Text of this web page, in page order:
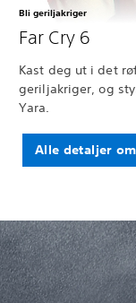
Bli geriljakriger
Far Cry 6
Kast deg ut i det
geriljakriger, og
Yara.
Alle detaljer